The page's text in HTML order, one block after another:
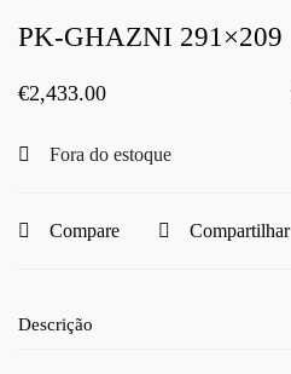
PK-GHAZNI 291×209
€2,433.00
Fora do estoque
Compare Compartilhar
Descrição